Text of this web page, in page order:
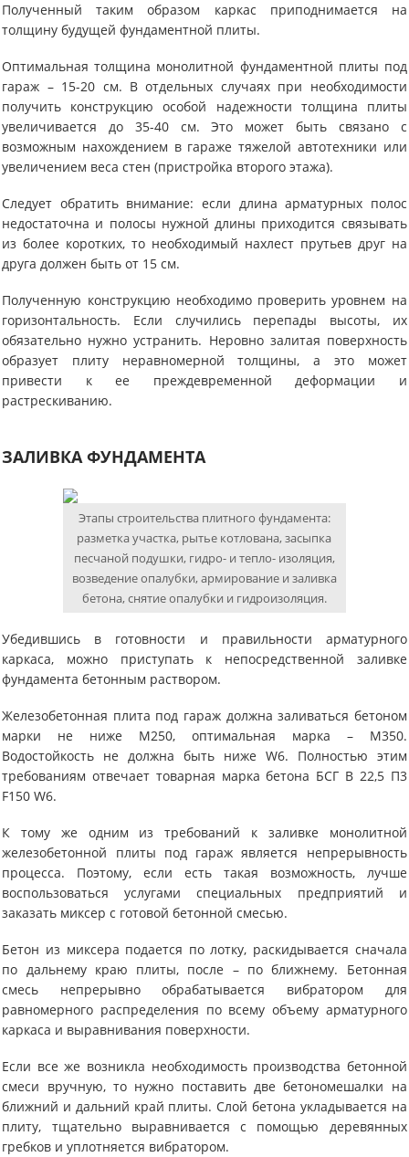
Полученный таким образом каркас приподнимается на
толщину будущей фундаментной плиты.
Оптимальная толщина монолитной фундаментной плиты под
гараж – 15-20 см. В отдельных случаях при необходимости
получить конструкцию особой надежности толщина плиты
увеличивается до 35-40 см. Это может быть связано с
возможным нахождением в гараже тяжелой автотехники или
увеличением веса стен (пристройка второго этажа).
Следует обратить внимание: если длина арматурных полос
недостаточна и полосы нужной длины приходится связывать
из более коротких, то необходимый нахлест прутьев друг на
друга должен быть от 15 см.
Полученную конструкцию необходимо проверить уровнем на
горизонтальность. Если случились перепады высоты, их
обязательно нужно устранить. Неровно залитая поверхность
образует плиту неравномерной толщины, а это может
привести к ее преждевременной деформации и
растрескиванию.
ЗАЛИВКА ФУНДАМЕНТА
Этапы строительства плитного фундамента:
разметка участка, рытье котлована, засыпка
песчаной подушки, гидро- и тепло- изоляция,
возведение опалубки, армирование и заливка
бетона, снятие опалубки и гидроизоляция.
Убедившись в готовности и правильности арматурного
каркаса, можно приступать к непосредственной заливке
фундамента бетонным раствором.
Железобетонная плита под гараж должна заливаться бетоном
марки не ниже М250, оптимальная марка – М350.
Водостойкость не должна быть ниже W6. Полностью этим
требованиям отвечает товарная марка бетона БСГ В 22,5 П3
F150 W6.
К тому же одним из требований к заливке монолитной
железобетонной плиты под гараж является непрерывность
процесса. Поэтому, если есть такая возможность, лучше
воспользоваться услугами специальных предприятий и
заказать миксер с готовой бетонной смесью.
Бетон из миксера подается по лотку, раскидывается сначала
по дальнему краю плиты, после – по ближнему. Бетонная
смесь непрерывно обрабатывается вибратором для
равномерного распределения по всему объему арматурного
каркаса и выравнивания поверхности.
Если все же возникла необходимость производства бетонной
смеси вручную, то нужно поставить две бетономешалки на
ближний и дальний край плиты. Слой бетона укладывается на
плиту, тщательно выравнивается с помощью деревянных
гребков и уплотняется вибратором.